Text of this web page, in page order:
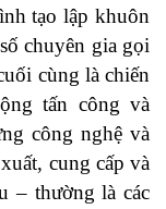
tạo lập khuôn
chuyên gia gọi
cùng là chiến
tấn công và
công nghệ và
cung cấp và
– thường là các